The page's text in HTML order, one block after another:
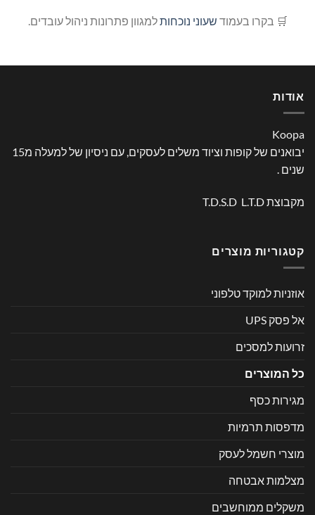
🛒 בקרו בעמוד שעוני נוכחותלמגוון פתרונות ניהול עובדים.
אודות
Koopa
יבואנים של קופות וציוד משלים לעסקים, עם ניסיון של למעלה מ15
שנים .
מקבוצת T.D.S.D L.T.D
קטגוריות מוצרים
אוזניות למוקד טלפוני
אל פסק UPS
זרועות למסכים
כל המוצרים
מגירות כסף
מדפסות תרמיות
מוצרי חשמל לעסק
מצלמות אבטחה
משקלים ממוחשבים